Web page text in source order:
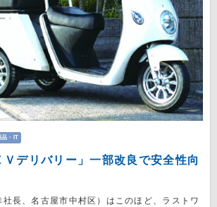
品・IT
デリバリー」一部改良で安全性向
長、名古屋市中村区）はこのほど、ラストワ